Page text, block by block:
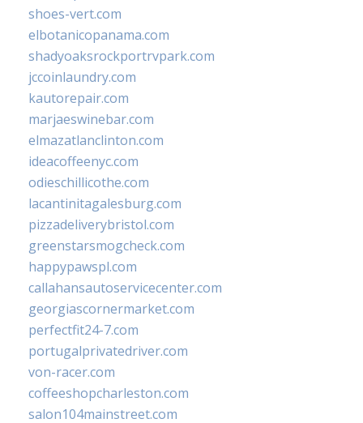
shoes-vert.com
elbotanicopanama.com
shadyoaksrockportrvpark.com
jccoinlaundry.com
kautorepair.com
marjaeswinebar.com
elmazatlanclinton.com
ideacoffeenyc.com
odieschillicothe.com
lacantinitagalesburg.com
pizzadeliverybristol.com
greenstarsmogcheck.com
happypawspl.com
callahansautoservicecenter.com
georgiascornermarket.com
perfectfit24-7.com
portugalprivatedriver.com
von-racer.com
coffeeshopcharleston.com
salon104mainstreet.com